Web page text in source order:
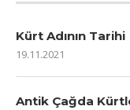
Kürt Adının Tarihi
19.11.2021
Antik Çağda